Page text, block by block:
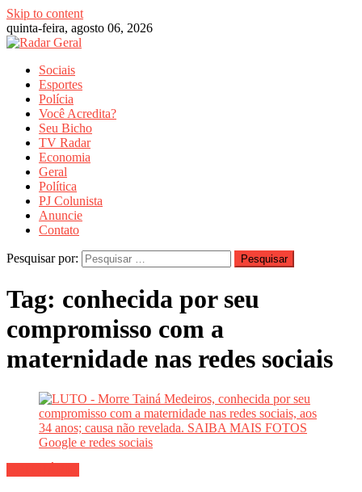
Skip to content
quinta-feira, agosto 06, 2026
Sociais
Esportes
Polícia
Você Acredita?
Seu Bicho
TV Radar
Economia
Geral
Política
PJ Colunista
Anuncie
Contato
Pesquisar por:
Tag: conhecida por seu
compromisso com a
maternidade nas redes sociais